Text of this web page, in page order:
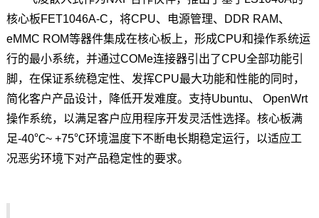
核心板FET1046A-C，将CPU、电源管理、DDR RAM、
eMMC ROM等器件集成在核心板上，形成CPU和操作系统运
行的最小系统，并通过COMe连接器引出了CPU全部功能引
脚，在保证系统稳定性、发挥CPU最大功能和性能的同时，
简化客户产品设计，降低开发难度。支持Ubuntu、 OpenWrt
操作系统，以满足客户应用程序开发灵活性选择。核心板满
足-40℃~ +75℃环境温度下不断电长期稳定运行，以适应工
况恶劣环境下对产品稳定性的要求。